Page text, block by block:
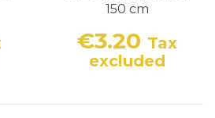
150 cm
Price
€3.20 Tax
excluded